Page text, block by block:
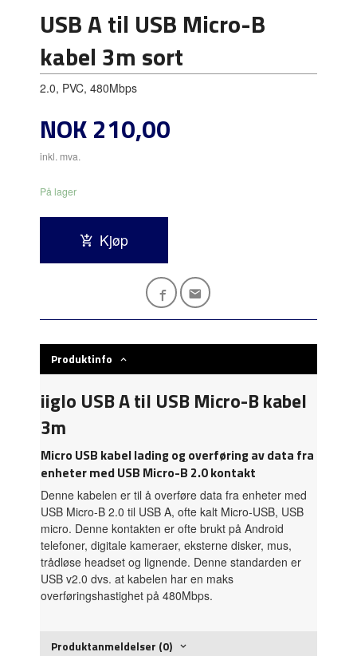
USB A til USB Micro-B
kabel 3m sort
2.0, PVC, 480Mbps
Pris
NOK210,00
inkl. mva.
På lager
Kjøp
Produktinfo
iiglo USB A til USB Micro-B kabel
3m
Micro USB kabel lading og overføring av data fra
enheter med USB Micro-B 2.0 kontakt
Denne kabelen er til å overføre data fra enheter med
USB Micro-B 2.0 til USB A, ofte kalt Micro-USB, USB
micro. Denne kontakten er ofte brukt på Android
telefoner, digitale kameraer, eksterne disker, mus,
trådløse headset og lignende. Denne standarden er
USB v2.0 dvs. at kabelen har en maks
overføringshastighet på 480Mbps.
Produktanmeldelser (0)